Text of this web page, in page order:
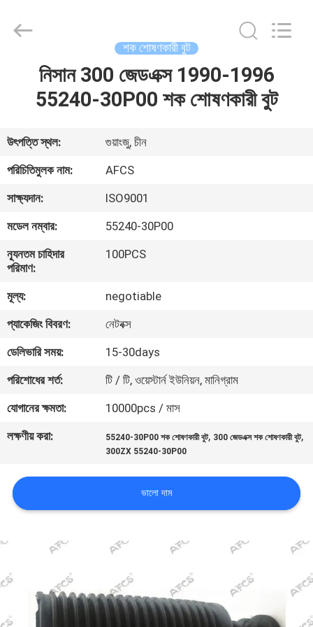
ভিডিও
আমাদের
সম্পর্কে
পরিদর্শন
মান
নিয়ন্ত্রণ
আমাদের
সাথে
করুন
খবর
একটি
উদ্ধৃতি
PARTS
শক শোষণকারী বুট
নিসান 300 জেডএক্স 1990-1996
55240-30P00 শক শোষণকারী বুট
উৎপত্তি স্থল:
গুয়াংজু, চীন
পরিচিতিমুলক নাম:
AFCS
সাক্ষ্যদান:
ISO9001
মডেল নম্বার:
55240-30P00
ন্যূনতম চাহিদার
পরিমাণ:
100PCS
মূল্য:
negotiable
প্যাকেজিং বিবরণ:
নেটবক্স
ডেলিভারি সময়:
15-30days
পরিশোধের শর্ত:
টি / টি, ওয়েস্টার্ন ইউনিয়ন, মানিগ্রাম
যোগানের ক্ষমতা:
10000pcs / মাস
লক্ষণীয় করা:
55240-30P00 শক শোষণকারী বুট, 300 জেডএক্স শক শোষণকারী বুট,
300ZX 55240-30P00
ভালো দাম